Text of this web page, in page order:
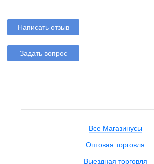
Написать отзыв
Задать вопрос
Все Магазинусы
Оптовая торговля
Выездная торговля